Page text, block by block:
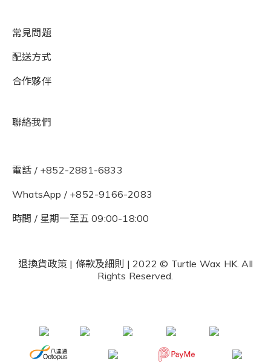
常見問題
配送方式
合作夥伴
聯絡我們
電話 / +852-2881-6833
WhatsApp / +852-9166-2083
時間 / 星期一至五 09:00-18:00
退換貨政策 | 條款及細則 | 2022 © Turtle Wax HK. All
Rights Reserved.